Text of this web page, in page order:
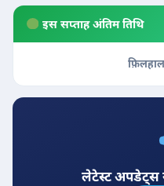
इस सप्ताह अंतिम तिथि
फ़िलहाल
लेटेस्ट अपडेट्स